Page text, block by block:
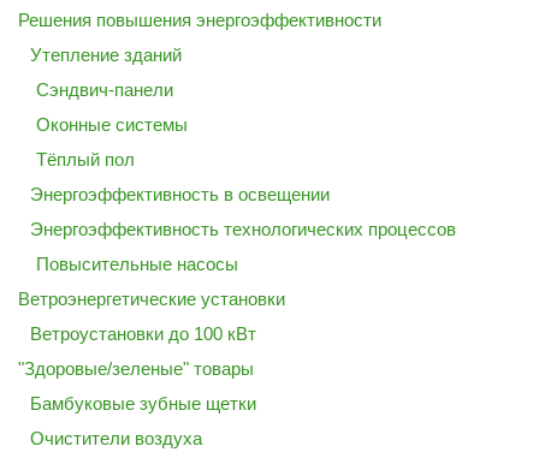
Решения повышения энергоэффективности
Утепление зданий
Сэндвич-панели
Оконные системы
Тёплый пол
Энергоэффективность в освещении
Энергоэффективность технологических процессов
Повысительные насосы
Ветроэнергетические установки
Ветроустановки до 100 кВт
"Здоровые/зеленые" товары
Бамбуковые зубные щетки
Очистители воздуха